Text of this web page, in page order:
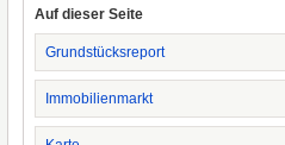
Auf dieser Seite
Grundstücksreport
Immobilienmarkt